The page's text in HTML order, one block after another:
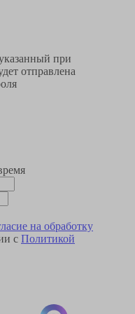
при
отправлена
на обработку
с Политикой